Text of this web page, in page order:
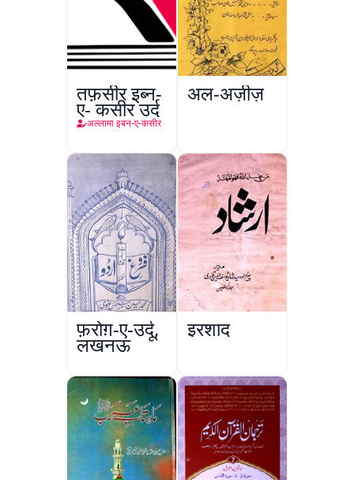
तफ़सीर इब्न-
ए- कसीर उर्दू
अल्लामा इबन-ए-कसीर
अल-अज़ीज़
फ़रोग़-ए-उर्दू,
लखनऊ
इरशाद